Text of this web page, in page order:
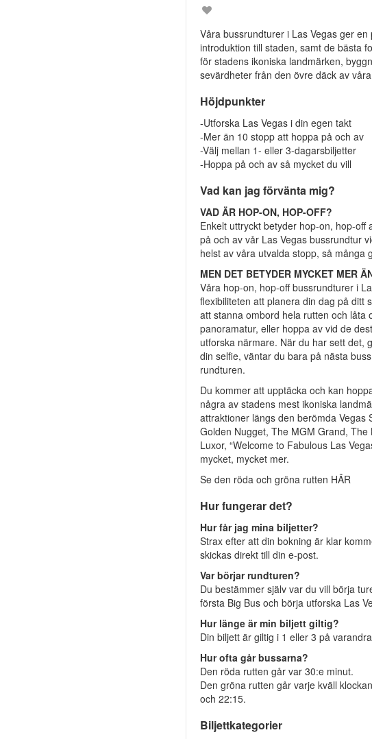
Våra bussrundturer i Las Vegas ger en
introduktion till staden, samt de bästa
för stadens ikoniska landmärken,
sevärdheter från den övre däck av
Höjdpunkter
-Utforska Las Vegas i din egen takt
-Mer än 10 stopp att hoppa på och av
-Välj mellan 1- eller 3-dagarsbiljetter
-Hoppa på och av så mycket du vill
Vad kan jag förvänta mig?
VAD ÄR HOP-ON, HOP-OFF?
Enkelt uttryckt betyder hop-on, hop-off
på och av vår Las Vegas bussrundtur
helst av våra utvalda stopp, så många
MEN DET BETYDER MYCKET MER
Våra hop-on, hop-off bussrundturer i
flexibiliteten att planera din dag på ditt
att stanna ombord hela rutten och låta
panoramatur, eller hoppa av vid de
utforska närmare. När du har sett det,
din selfie, väntar du bara på nästa
rundturen.
Du kommer att upptäcka och kan
några av stadens mest ikoniska
attraktioner längs den berömda Vegas
Golden Nugget, The MGM Grand, The
Luxor, “Welcome to Fabulous Las
mycket, mycket mer.
Se den röda och gröna rutten HÄR
Hur fungerar det?
Hur får jag mina biljetter?
Strax efter att din bokning är klar
skickas direkt till din e-post.
Var börjar rundturen?
Du bestämmer själv var du vill börja
första Big Bus och börja utforska Las
Hur länge är min biljett giltig?
Din biljett är giltig i 1 eller 3 på
Hur ofta går bussarna?
Den röda rutten går var 30:e minut.
Den gröna rutten går varje kväll
och 22:15.
Biljettkategorier